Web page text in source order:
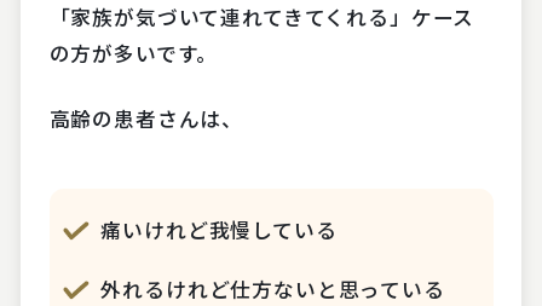
「家族が気づいて連れてきてくれる」ケース
の方が多いです。
高齢の患者さんは、
痛いけれど我慢している
外れるけれど仕方ないと思っている